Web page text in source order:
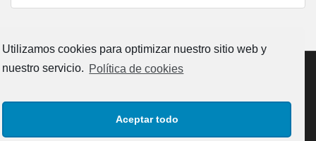
Utilizamos cookies para optimizar nuestro sitio web y
nuestro servicio. Política de cookies
Aceptar todo
Gata joven encontrada
Gata joven encontrada en zona calle San Bernardo de Las Palmas